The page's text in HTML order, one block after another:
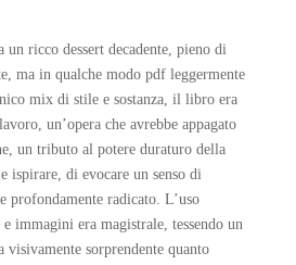
ricco dessert decadente, pieno di
ma in qualche modo pdf leggermente
mix di stile e sostanza, il libro era
un’opera che avrebbe appagato
un tributo al potere duraturo della
ispirare, di evocare un senso di
profondamente radicato. L’uso
immagini era magistrale, tessendo un
visivamente sorprendente quanto